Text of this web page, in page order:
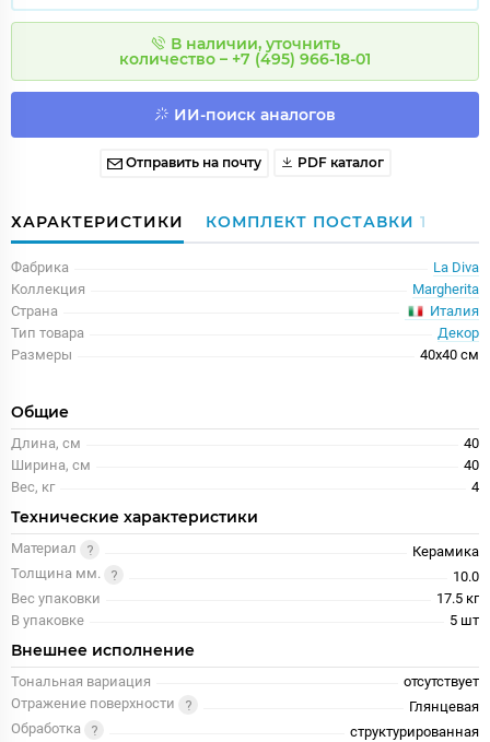
В наличии, уточнить
количество – +7 (495) 966-18-01
ИИ-поиск аналогов
Отправить на почту PDF каталог
ХАРАКТЕРИСТИКИ КОМПЛЕКТ ПОСТАВКИ 1
Фабрика
La Diva
Коллекция
Margherita
Страна
Италия
Тип товара
Декор
Размеры
40x40 см
Общие
Длина, см
40
Ширина, см
40
Вес, кг
4
Технические характеристики
Материал
Керамика
Толщина мм.
10.0
Вес упаковки
17.5 кг
В упаковке
5 шт
Внешнее исполнение
Тональная вариация
отсутствует
Отражение поверхности
Глянцевая
Обработка
структурированная